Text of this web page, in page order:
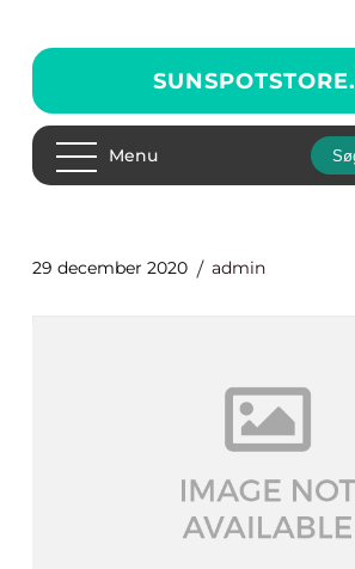
SUNSPOTSTORE.
Menu
29 december 2020 admin